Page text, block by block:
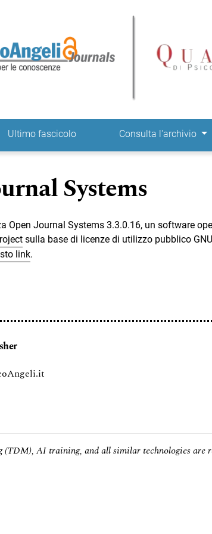
Ultimo fascicolo Consulta l'archivio
Systems
Open Journal Systems 3.3.0.16, un software
sulla base di licenze di utilizzo pubblico
link.
AI training, and all similar technologies are